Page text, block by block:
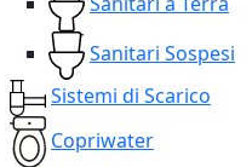
Sanitari Sospesi
Sistemi di Scarico
Copriwater